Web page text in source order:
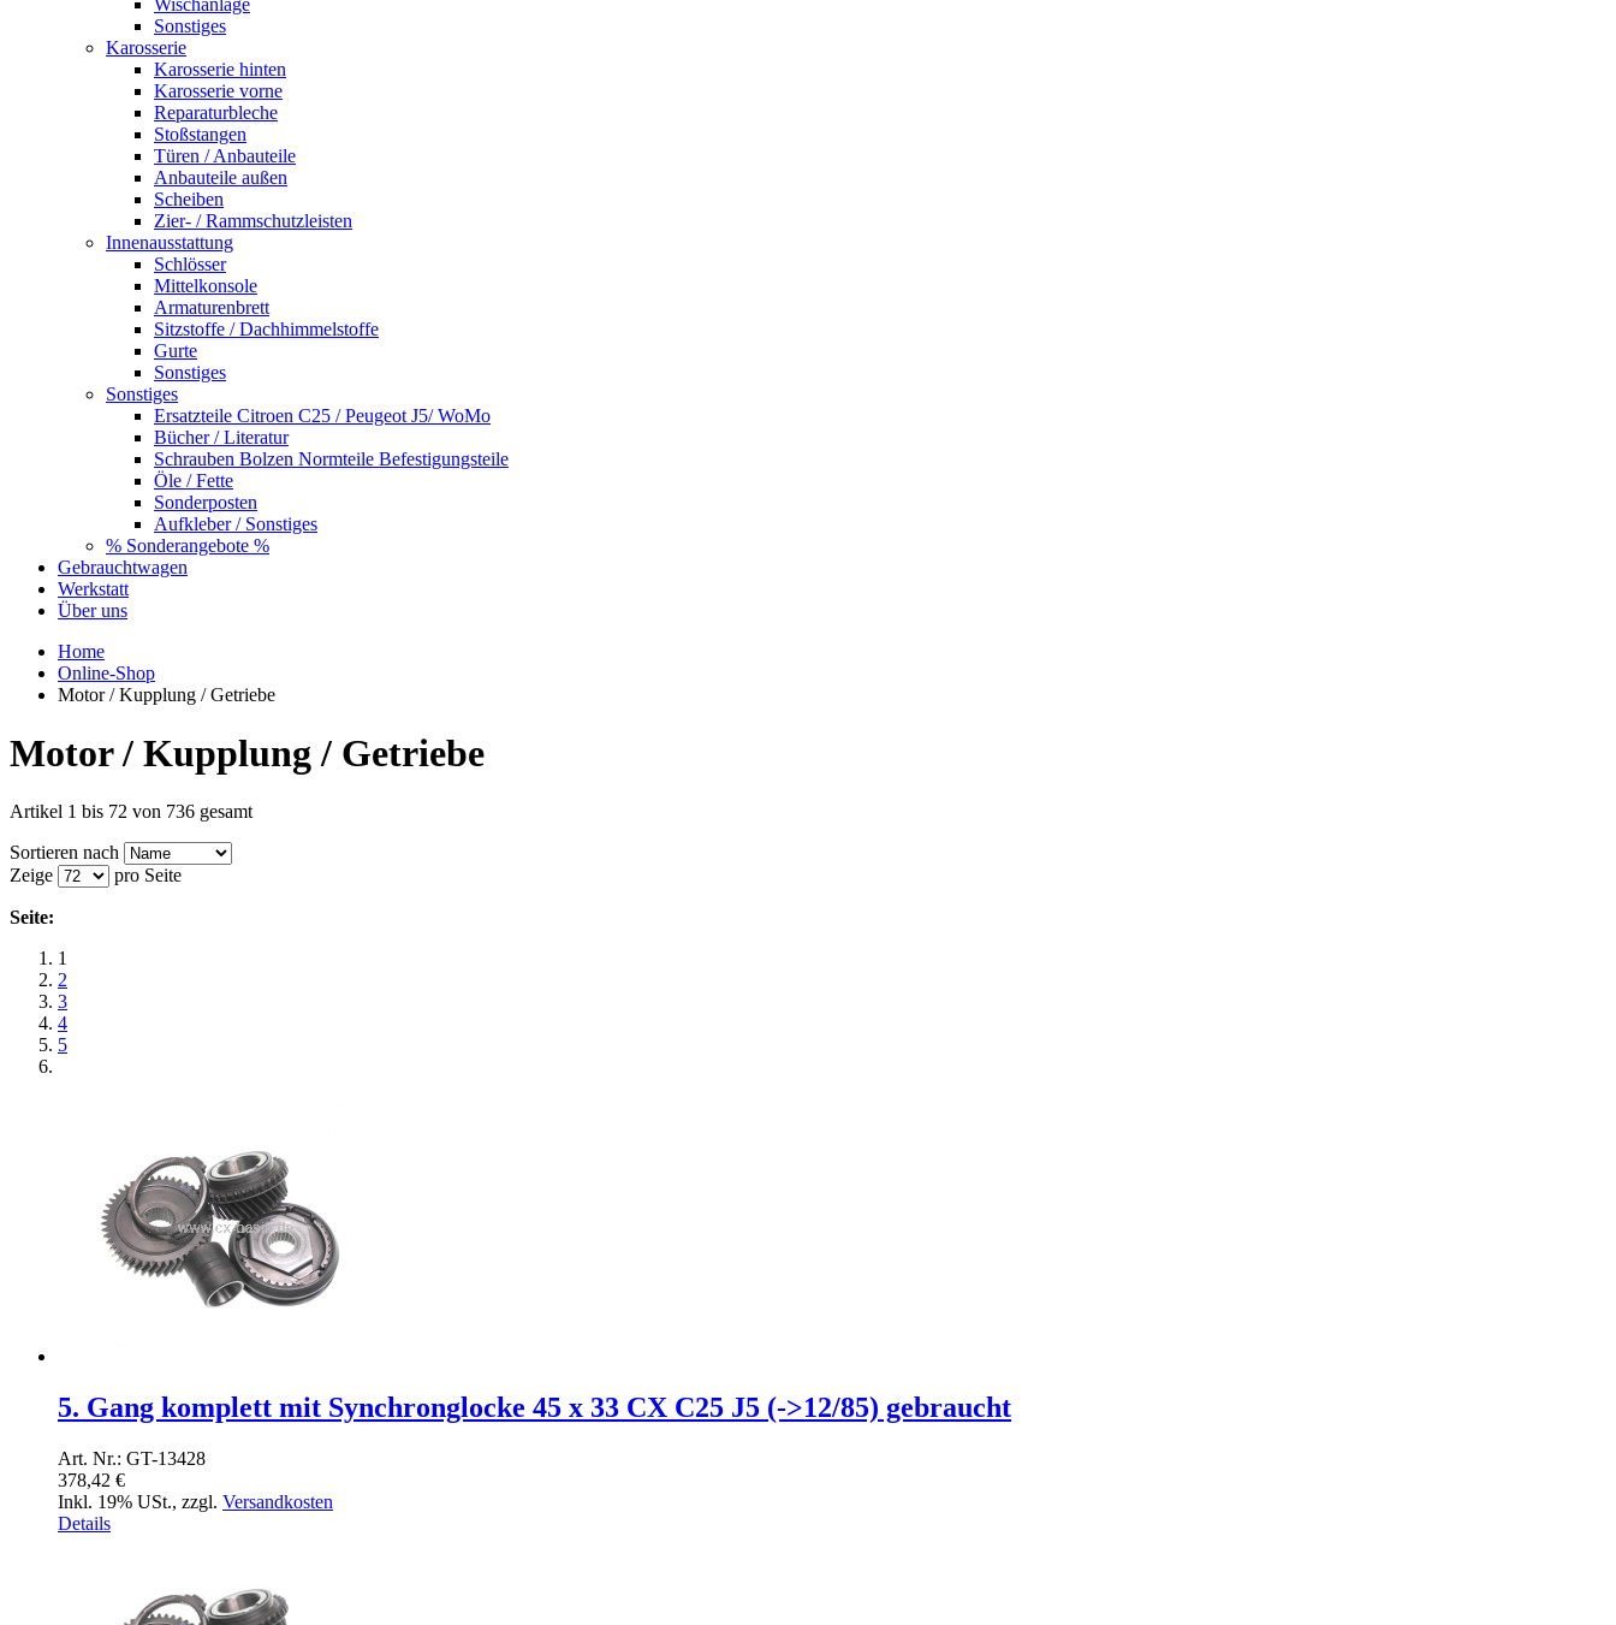
Sonstiges
Karosserie
Karosserie hinten
Karosserie vorne
Reparaturbleche
Stoßstangen
Türen / Anbauteile
Anbauteile außen
Scheiben
Zier- / Rammschutzleisten
Innenausstattung
Schlösser
Mittelkonsole
Armaturenbrett
Sitzstoffe / Dachhimmelstoffe
Gurte
Sonstiges
Sonstiges
Ersatzteile Citroen C25 / Peugeot J5/ WoMo
Bücher / Literatur
Schrauben Bolzen Normteile Befestigungsteile
Öle / Fette
Sonderposten
Aufkleber / Sonstiges
% Sonderangebote %
Gebrauchtwagen
Werkstatt
Über uns
Home
Online-Shop
Motor / Kupplung / Getriebe
Motor / Kupplung / Getriebe
Artikel 1 bis 72 von 736 gesamt
Sortieren nach
Zeige
pro Seite
Seite:
1
2
3
4
5
5. Gang komplett mit Synchronglocke 45 x 33 CX C25 J5 (->12/85) gebraucht
Art. Nr.: GT-13428
378,42 €
Inkl. 19% USt., zzgl. Versandkosten
Details